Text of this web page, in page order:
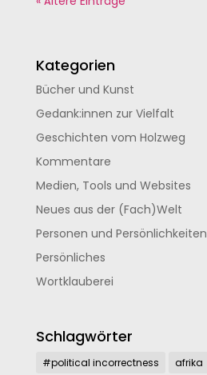
Kategorien
Bücher und Kunst
Gedank:innen zur Vielfalt
Geschichten vom Holzweg
Kommentare
Medien, Tools und Websites
Neues aus der (Fach)Welt
Personen und Persönlichkeiten
Persönliches
Wortklauberei
Schlagwörter
#political incorrectness afrika